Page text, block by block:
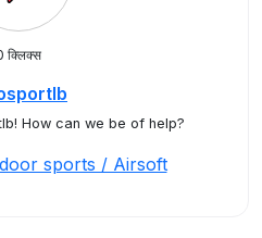
क्लिक्स
How can we be of help?
sports / Airsoft